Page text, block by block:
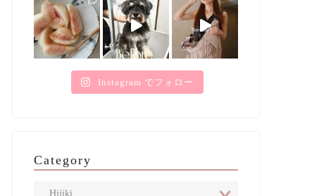
Instagram でフォロー
Category